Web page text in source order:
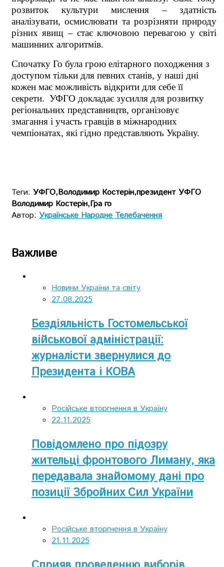
розвиток культури мислення – здатність
аналізувати, осмислювати та розрізняти природу
різних явищ – стає ключовою перевагою у світі
машинних алгоритмів.
Спочатку Го була грою елітарного походження з
доступом тільки для певних станів, у наші дні
кожен має можливість відкрити для себе її
секрети. УФГО докладає зусилля для розвитку
регіональних представництв, організовує
змагання і участь гравців в міжнародних
чемпіонатах, які гідно представляють Україну.
Теги: УФГО,Володимир Костерін,президент УФГО
Володимир Костерін,Гра го
Автор: Українське Народне Телебачення
Важливе
Новини України та світу
27.08.2025
Бездіяльність Гостомельської
військової адміністрації:
журналісти звернулися до
Президента і КОВА
Російське вторгнення в Україну
22.11.2025
Повідомлено про підозру
жительці фронтового Лиману, яка
передавала знайомому дані про
позиції Збройних Сил України
Російське вторгнення в Україну
21.11.2025